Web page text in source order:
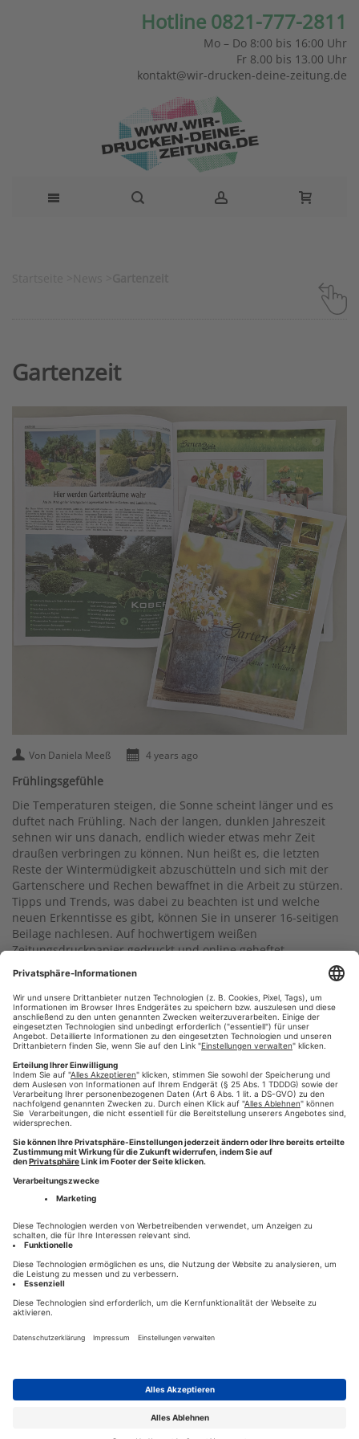
Hotline 0821-777-2811
Mo – Do 8:00 bis 16:00 Uhr
Fr 8.00 bis 13.00 Uhr
kontakt@wir-drucken-deine-zeitung.de
Gartenzeit
Von Daniela Meeß 4 years ago
Frühlingsgefühle
Die Temperaturen steigen, die Sonne scheint länger und es
duftet nach Frühling. Nach der langen, dunklen Jahreszeit
sehnen wir uns danach, endlich wieder etwas mehr Zeit
draußen verbringen zu können. Nun heißt es, die letzten
Reste der Wintermüdigkeit abzuschütteln und sich mit der
Gartenschere und Rechen bewaffnet in die Arbeit zu stürzen.
Tipps und Trends, was dabei zu beachten ist und welche
neuen Erkenntisse es gibt, können Sie in unserer 16-seitigen
Beilage nachlesen. Auf hochwertigem weißen
Zeitungsdruckpapier gedruckt und online geheftet.
Wir wünschen Ihnen viel Spaß und viel Freude beim Garteln!
#Frühling ,#Garten, #Presse-Druck,#wir-drucken-deine-
zeitung,#zeitung online, #Zeitung drucken,
#Zeitungsbeilagen
HINTERLASSEN SIE EINEN KOMMENTAR
HILFE
IMPRESSUM